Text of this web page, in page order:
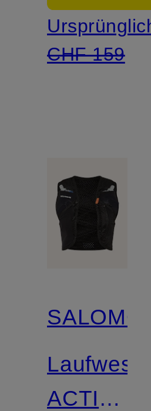
CHF 159
SALOMON
Laufweste
ACTIVE